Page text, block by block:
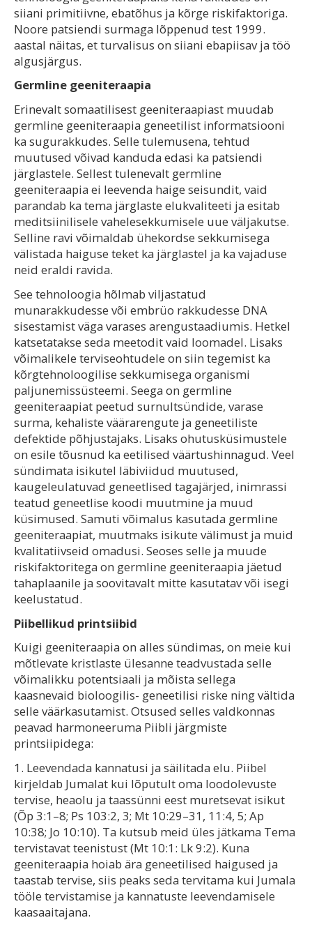
siiani primitiivne, ebatõhus ja kõrge riskifaktoriga.
Noore patsiendi surmaga lõppenud test 1999.
aastal näitas, et turvalisus on siiani ebapiisav ja töö
algusjärgus.
Germline geeniteraapia
Erinevalt somaatilisest geeniteraapiast muudab
germline geeniteraapia geneetilist informatsiooni
ka sugurakkudes. Selle tulemusena, tehtud
muutused võivad kanduda edasi ka patsiendi
järglastele. Sellest tulenevalt germline
geeniteraapia ei leevenda haige seisundit, vaid
parandab ka tema järglaste elukvaliteeti ja esitab
meditsiinilisele vahelesekkumisele uue väljakutse.
Selline ravi võimaldab ühekordse sekkumisega
välistada haiguse teket ka järglastel ja ka vajaduse
neid eraldi ravida.
See tehnoloogia hõlmab viljastatud
munarakkudesse või embrüo rakkudesse DNA
sisestamist väga varases arengustaadiumis. Hetkel
katsetatakse seda meetodit vaid loomadel. Lisaks
võimalikele terviseohtudele on siin tegemist ka
kõrgtehnoloogilise sekkumisega organismi
paljunemissüsteemi. Seega on germline
geeniteraapiat peetud surnultsündide, varase
surma, kehaliste väärarengute ja geneetiliste
defektide põhjustajaks. Lisaks ohutusküsimustele
on esile tõusnud ka eetilised väärtushinnagud. Veel
sündimata isikutel läbiviidud muutused,
kaugeleulatuvad geneetlised tagajärjed, inimrassi
teatud geneetlise koodi muutmine ja muud
küsimused. Samuti võimalus kasutada germline
geeniteraapiat, muutmaks isikute välimust ja muid
kvalitatiivseid omadusi. Seoses selle ja muude
riskifaktoritega on germline geeniteraapia jäetud
tahaplaanile ja soovitavalt mitte kasutatav või isegi
keelustatud.
Piibellikud printsiibid
Kuigi geeniteraapia on alles sündimas, on meie kui
mõtlevate kristlaste ülesanne teadvustada selle
võimalikku potentsiaali ja mõista sellega
kaasnevaid bioloogilis- geneetilisi riske ning vältida
selle väärkasutamist. Otsused selles valdkonnas
peavad harmoneeruma Piibli järgmiste
printsiipidega:
1. Leevendada kannatusi ja säilitada elu. Piibel
kirjeldab Jumalat kui lõputult oma loodolevuste
tervise, heaolu ja taassünni eest muretsevat isikut
(Õp 3:1–8; Ps 103:2, 3; Mt 10:29–31, 11:4, 5; Ap
10:38; Jo 10:10). Ta kutsub meid üles jätkama Tema
tervistavat teenistust (Mt 10:1: Lk 9:2). Kuna
geeniteraapia hoiab ära geneetilised haigused ja
taastab tervise, siis peaks seda tervitama kui Jumala
tööle tervistamise ja kannatuste leevendamisele
kaasaaitajana.